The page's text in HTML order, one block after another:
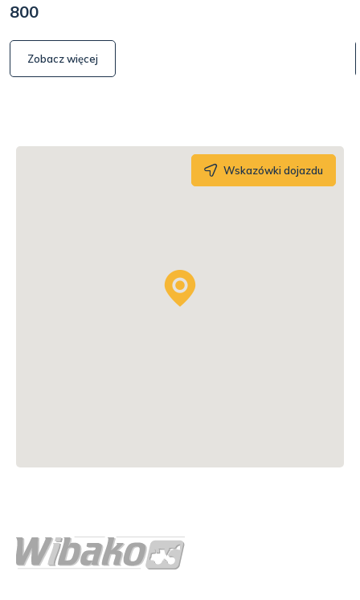
800
Zobacz więcej
Wskazówki dojazdu